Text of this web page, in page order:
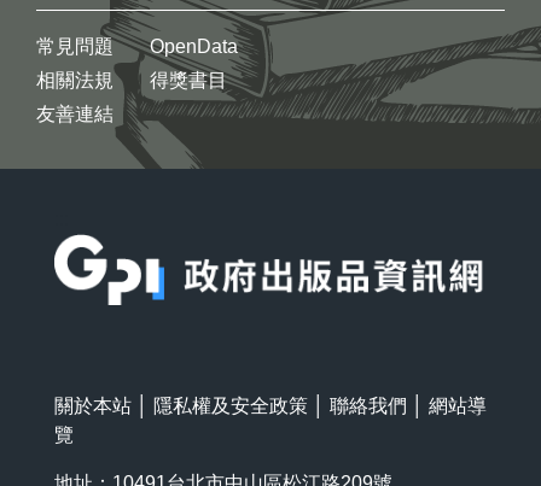
常見問題
相關法規
友善連結
OpenData
得獎書目
關於本站 隱私權及安全政策 聯絡我們
網站導
覽